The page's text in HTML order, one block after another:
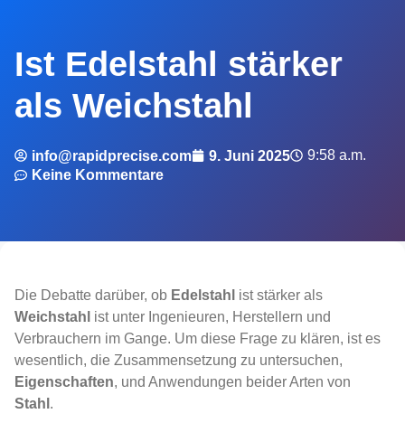
Ist Edelstahl stärker
als Weichstahl
info@rapidprecise.com 9. Juni 2025
9:58 a.m.
Keine Kommentare
Die Debatte darüber, ob Edelstahl ist stärker als
Weichstahl ist unter Ingenieuren, Herstellern und
Verbrauchern im Gange. Um diese Frage zu klären, ist es
wesentlich, die Zusammensetzung zu untersuchen,
Eigenschaften, und Anwendungen beider Arten von
Stahl .